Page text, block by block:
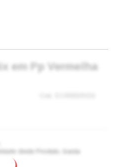
em Pp Vermelha
deste Produto, basta